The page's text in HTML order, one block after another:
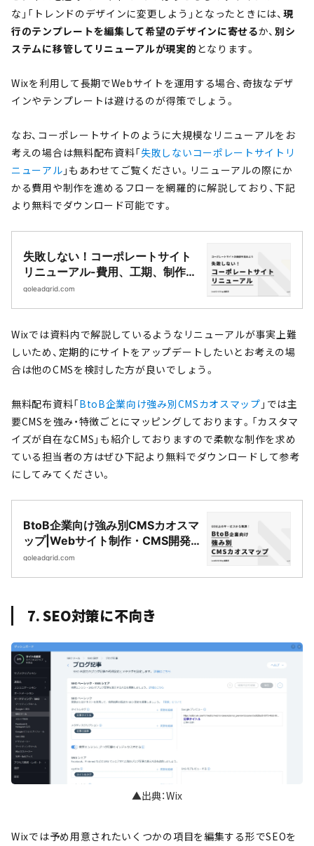
な」「トレンドのデザインに変更しよう」となったときには、 現
行のテンプレートを編集して希望のデザインに寄せるか、別シ
ステムに移管してリニューアルが現実的 となります。
Wixを利用して長期でWebサイトを運用する場合、奇抜なデザ
インやテンプレートは避けるのが得策でしょう。
なお、コーポレートサイトのように大規模なリニューアルをお
考えの場合は無料配布資料「失敗しないコーポレートサイトリ
ニューアル 」もあわせてご覧ください。リニューアルの際にか
かる費用や制作を進めるフローを網羅的に解説しており、下記
より無料でダウンロード可能です。
失敗しない！コーポレートサイト
リニューアル-費用、工期、制作の
流れまで丸わかりマニュアル-
goleadgrid.com
Wixでは資料内で解説しているようなリニューアルが事実上難
しいため、定期的にサイトをアップデートしたいとお考えの場
合は他のCMSを検討した方が良いでしょう。
無料配布資料「BtoB企業向け強み別CMSカオスマップ 」では主
要CMSを強み・特徴ごとにマッピングしております。「カスタマ
イズが自在なCMS」も紹介しておりますので柔軟な制作を求め
ている担当者の方はぜひ下記より無料でダウンロードして参考
にしてみてください。
BtoB企業向け強み別CMSカオスマ
ップ|Webサイト制作・CMS開発
｜LeadGrid
goleadgrid.com
7. SEO対策に不向き
▲出典：Wix
Wixでは予め用意されたいくつかの項目を編集する形でSEOを